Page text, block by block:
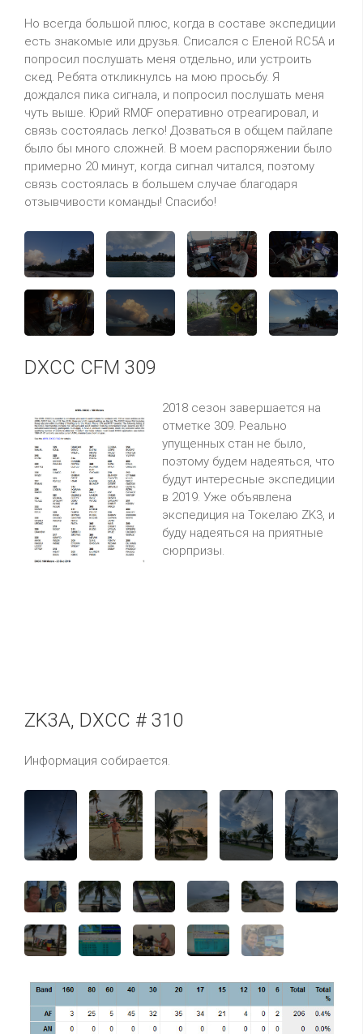
Но всегда большой плюс, когда в составе экспедиции
есть знакомые или друзья. Списался с Еленой RC5A и
попросил послушать меня отдельно, или устроить
скед. Ребята откликнулсь на мою просьбу. Я
дождался пика сигнала, и попросил послушать меня
чуть выше. Юрий RM0F оперативно отреагировал, и
связь состоялась легко! Дозваться в общем пайлапе
было бы много сложней. В моем распоряжении было
примерно 20 минут, когда сигнал читался, поэтому
связь состоялась в большем случае благодаря
отзывчивости команды! Спасибо!
DXCC CFM 309
2018 сезон завершается на
отметке 309. Реально
упущенных стан не было,
поэтому будем надеяться, что
будут интересные экспедиции
в 2019. Уже объявлена
экспедиция на Токелаю ZK3, и
буду надеяться на приятные
сюрпризы.
ZK3A, DXCC # 310
Информация собирается.